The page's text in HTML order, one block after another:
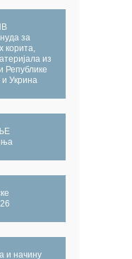
за
корита,
из
Републике
и Укрина
и начину